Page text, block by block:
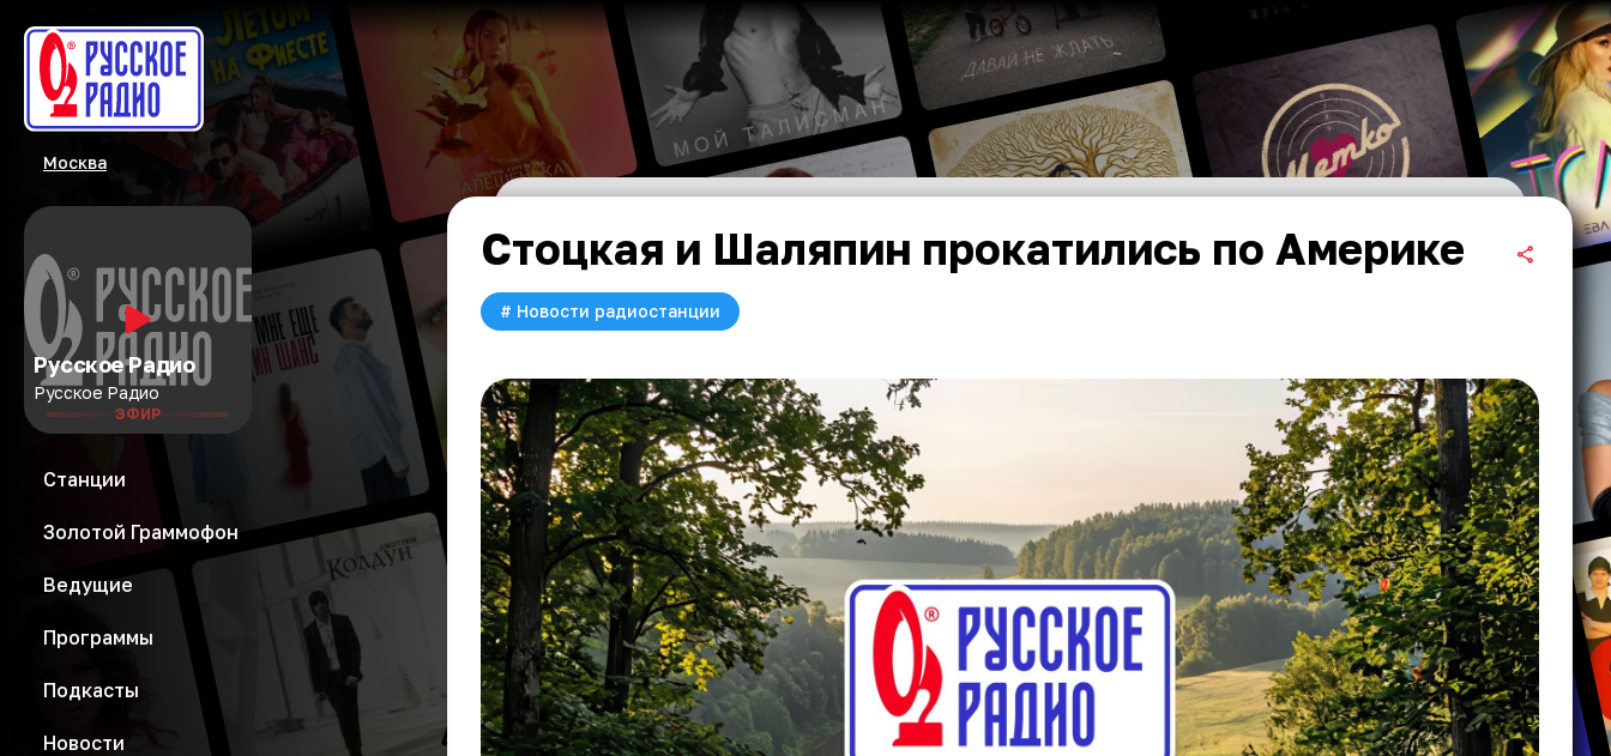
Москва
Русское Радио
Русское Радио
ЭФИР
Станции
Золотой Граммофон
Ведущие
Программы
Подкасты
Новости
Стоцкая и Шаляпин прокатились по Америке
# Новости радиостанции